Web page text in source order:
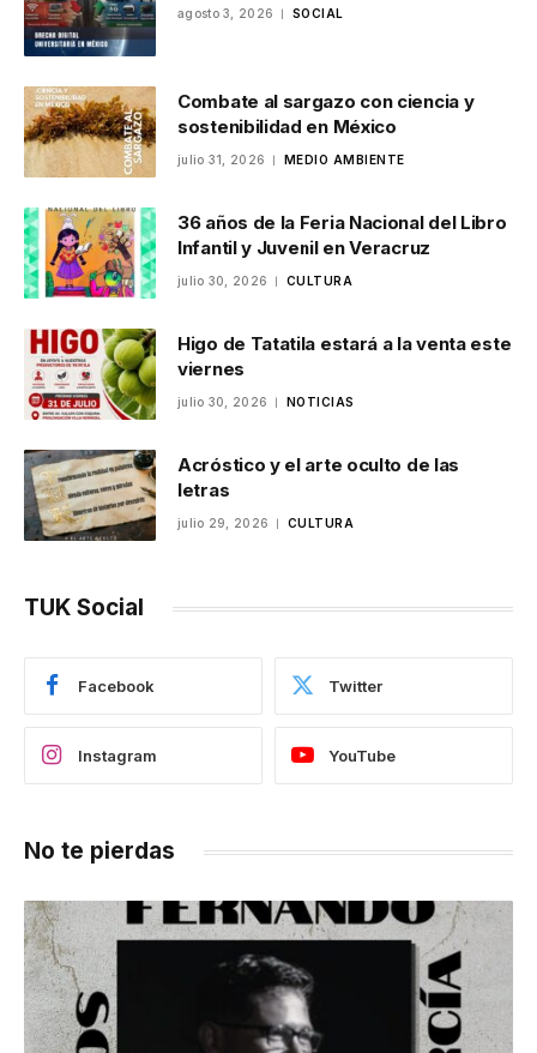
agosto 3, 2026 SOCIAL
Combate al sargazo con ciencia y
sostenibilidad en México
julio 31, 2026 MEDIO AMBIENTE
36 años de la Feria Nacional del Libro
Infantil y Juvenil en Veracruz
julio 30, 2026 CULTURA
Higo de Tatatila estará a la venta este
viernes
julio 30, 2026 NOTICIAS
Acróstico y el arte oculto de las
letras
julio 29, 2026 CULTURA
TUK Social
Facebook Twitter
Instagram YouTube
No te pierdas